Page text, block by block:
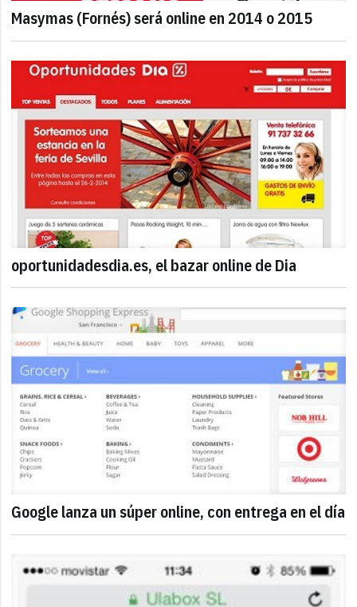
Masymas (Fornés) será online en 2014 o 2015
oportunidadesdia.es, el bazar online de Dia
Google lanza un súper online, con entrega en el día